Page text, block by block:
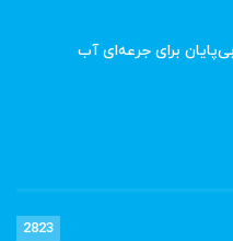
برای جرعه‌ای آب
2823